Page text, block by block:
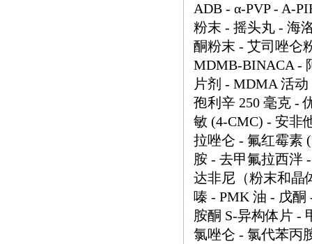
ADB - α-PVP - A-
粉末 - 摇头丸 - 海
酮粉末 - 艾司唑仑
MDMB-BINACA -
片剂 - MDMA 活
孢利辛 250 毫克 -
敏 (4-CMC) - 安非
拉唑仑 - 氟红霉素
胺 - 去甲氟拉西泮
达非尼（粉末和晶
嗪 - PMK 油 - 戊酮
胺酮 S-异构体片 -
氯唑仑 - 氯代苯丙